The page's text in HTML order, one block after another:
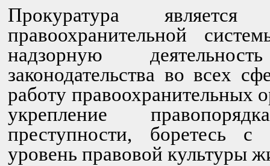
Прокуратура
правоохранительной
надзорную
законодательства во всех
работу правоохранительных
укрепление
преступности, боретесь с
уровень правовой культуры